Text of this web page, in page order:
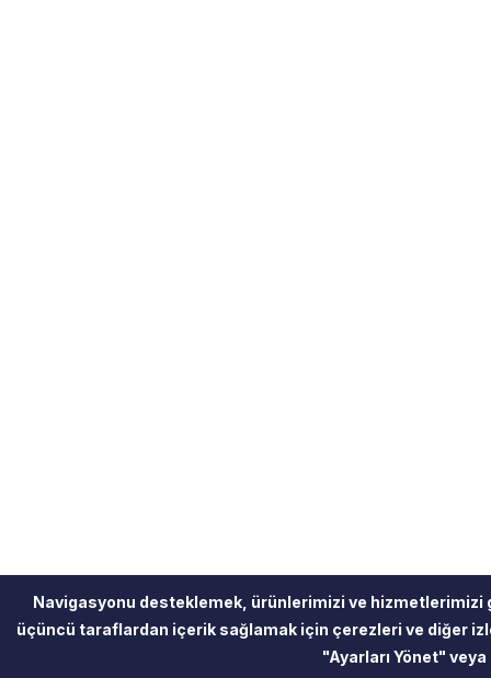
Navigasyonu desteklemek, ürünlerimizi ve
üçüncü taraflardan içerik sağlamak için çerezleri ve diğer
"Ayarları Yönet"